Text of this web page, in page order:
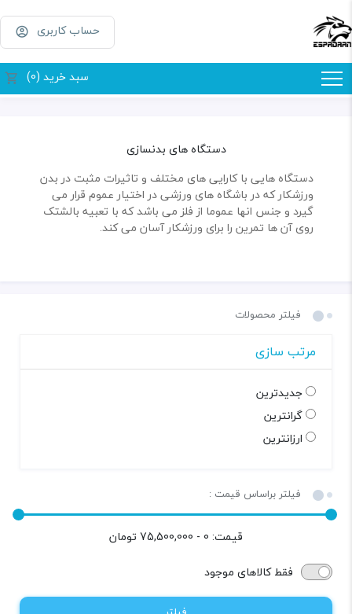
حساب کاربری
سبد خرید (0)
دستگاه های بدنسازی
دستگاه هایی با کارایی های مختلف و تاثیرات مثبت در بدن
ورزشکار که در باشگاه های ورزشی در اختیار عموم قرار می
گیرد و جنس انها عموما از فلز می باشد که با تعبیه بالشتک
روی آن ها تمرین را برای ورزشکار آسان می کند.
فیلتر محصولات
مرتب سازی
جدیدترین
گرانترین
ارزانترین
فیلتر براساس قیمت :
قیمت: 0 - 75,500,000
تومان
فقط کالاهای موجود